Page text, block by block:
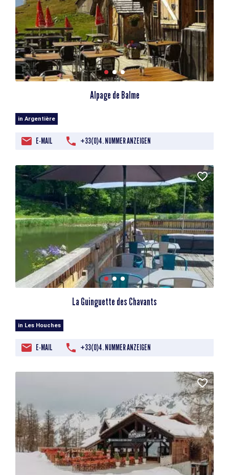
Alpage de Balme
in Argentière
E-MAIL +33(0)4. NUMMER ANZEIGEN
La Guinguette des Chavants
in Les Houches
E-MAIL +33(0)4. NUMMER ANZEIGEN